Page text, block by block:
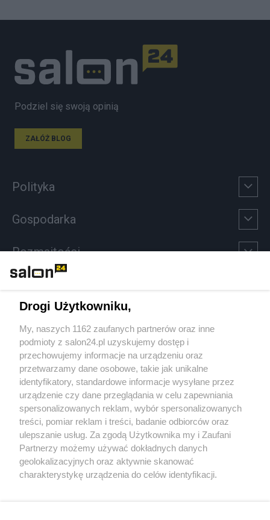
Podziel się swoją opinią
ZAŁÓŻ BLOG
Polityka
Gospodarka
Rozmaitości
Sport
Społeczeństwo
Kultura
X Facebook Instagram Youtube
Drogi Użytkowniku,
My, naszych 1162 zaufanych partnerów oraz inne
podmioty z salon24.pl uzyskujemy dostęp i
przechowujemy informacje na urządzeniu oraz
przetwarzamy dane osobowe, takie jak unikalne
identyfikatory, standardowe informacje wysyłane przez
urządzenie czy dane przeglądania w celu zapewniania
spersonalizowanych reklam, wybór spersonalizowanych
treści, pomiar reklam i treści, badanie odbiorców oraz
ulepszanie usług. Za zgodą Użytkownika my i Zaufani
Partnerzy możemy używać dokładnych danych
geolokalizacyjnych oraz aktywnie skanować
charakterystykę urządzenia do celów identyfikacji.